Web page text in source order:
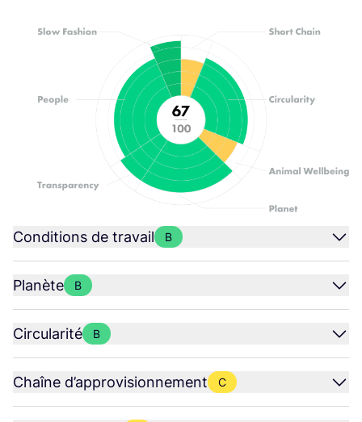
Conditions de travail B
Planète B
Circularité B
Chaîne d’approvisionnement C